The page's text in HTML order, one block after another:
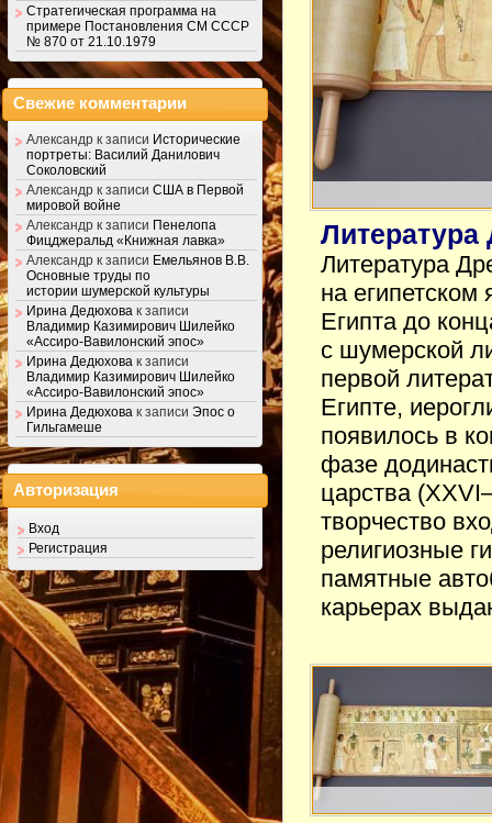
Литература
Литература
на египетском
Египта до
с шумерской
первой
Египте,
появилось в
фазе
царства
творчество
религиозные
памятные
карьерах
Стратегическая программа на
примере Постановления СМ СССР
№ 870 от 21.10.1979
Свежие комментарии
Александр к записи Исторические
портреты: Василий Данилович
Соколовский
Александр к записи США в Первой
мировой войне
Александр к записи Пенелопа
Фицджеральд «Книжная лавка»
Александр к записи Емельянов В.В.
Основные труды по
истории шумерской культуры
Ирина Дедюхова к записи
Владимир Казимирович Шилейко
«Ассиро-Вавилонский эпос»
Ирина Дедюхова к записи
Владимир Казимирович Шилейко
«Ассиро-Вавилонский эпос»
Ирина Дедюхова к записи Эпос о
Гильгамеше
Авторизация
Вход
Регистрация